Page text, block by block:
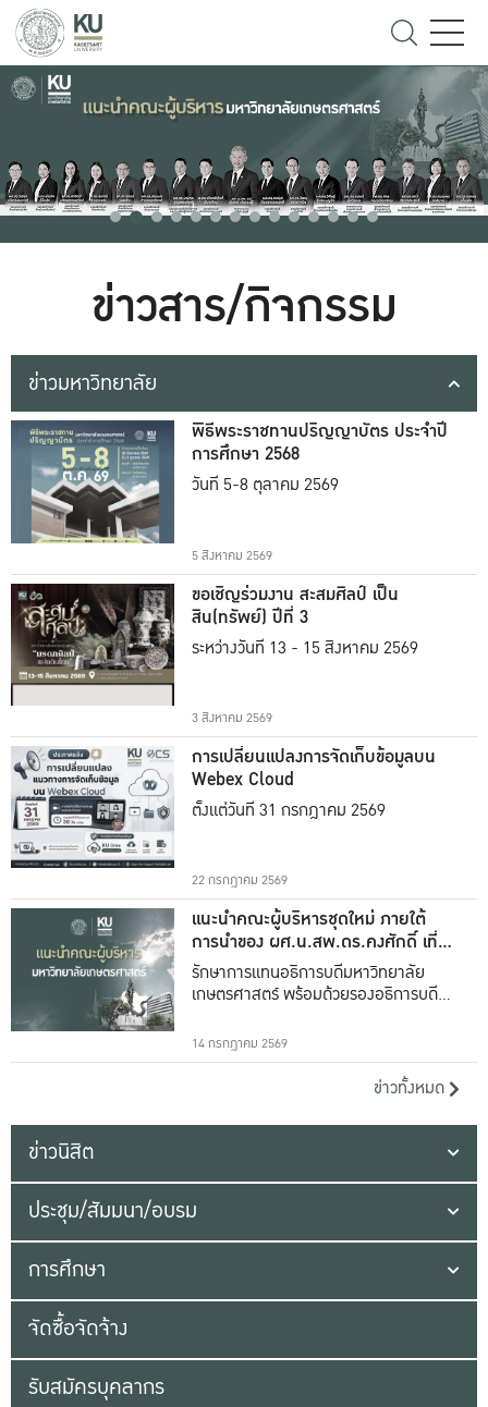
ข่าวสาร/กิจกรรม
ข่าวมหาวิทยาลัย
พิธีพระราชทานปริญญาบัตร ประจำปี
การศึกษา 2568
วันที่ 5-8 ตุลาคม 2569
5 สิงหาคม 2569
ขอเชิญร่วมงาน สะสมศิลป์ เป็น
สิน(ทรัพย์) ปีที่ 3
ระหว่างวันที่ 13 - 15 สิงหาคม 2569
3 สิงหาคม 2569
การเปลี่ยนแปลงการจัดเก็บข้อมูลบน
Webex Cloud
ตั้งแต่วันที่ 31 กรกฎาคม 2569
22 กรกฎาคม 2569
แนะนำคณะผู้บริหารชุดใหม่ ภายใต้
การนำของ ผศ.น.สพ.ดร.คงศักดิ์ เที่ยง
ธรรม
รักษาการแทนอธิการบดีมหาวิทยาลัย
เกษตรศาสตร์ พร้อมด้วยรองอธิการบดีทั้ง
14 กรกฎาคม 2569
ข่าวทั้งหมด
ข่าวนิสิต
ประชุม/สัมมนา/อบรม
การศึกษา
จัดซื้อจัดจ้าง
รับสมัครบุคลากร